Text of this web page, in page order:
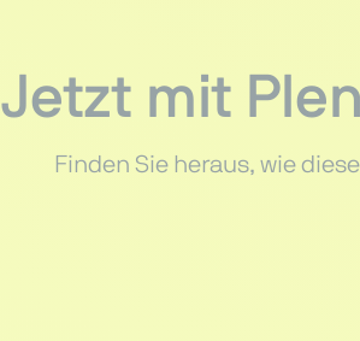
Jetzt mit
Finden Sie heraus, wie